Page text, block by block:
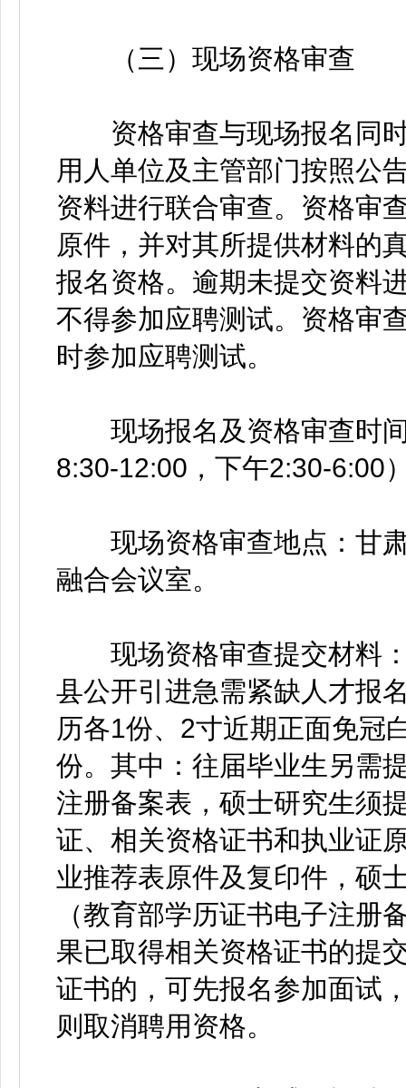
（三）现场资格审查
资格审查与现场报名同时
用人单位及主管部门按照公
资料进行联合审查。资格审
原件，并对其所提供材料的
报名资格。逾期未提交资料
不得参加应聘测试。资格审
时参加应聘测试。
现场报名及资格审查时间
8:30-12:00，下午2:30-6:00
现场资格审查地点：甘肃
融合会议室。
现场资格审查提交材料：
县公开引进急需紧缺人才报
历各1份、2寸近期正面免冠
份。其中：往届毕业生另需
注册备案表，硕士研究生须
证、相关资格证书和执业证
业推荐表原件及复印件，硕
（教育部学历证书电子注册
果已取得相关资格证书的提
证书的，可先报名参加面试
则取消聘用资格。